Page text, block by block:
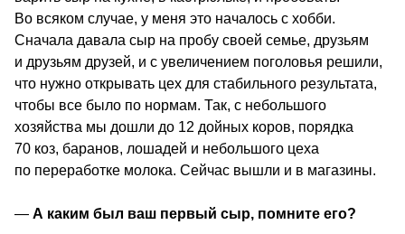
Во всяком случае, у меня это началось с хобби.
Сначала давала сыр на пробу своей семье, друзьям
и друзьям друзей, и с увеличением поголовья решили,
что нужно открывать цех для стабильного результата,
чтобы все было по нормам. Так, с небольшого
хозяйства мы дошли до 12 дойных коров, порядка
70 коз, баранов, лошадей и небольшого цеха
по переработке молока. Сейчас вышли и в магазины.
— А каким был ваш первый сыр, помните его?